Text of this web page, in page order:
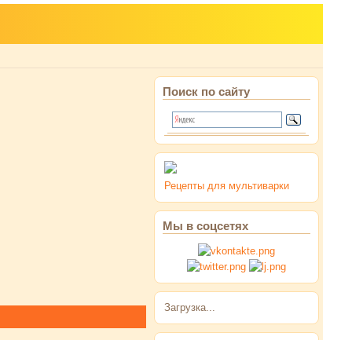
Поиск по сайту
Рецепты для мультиварки
Мы в соцсетях
Загрузка...